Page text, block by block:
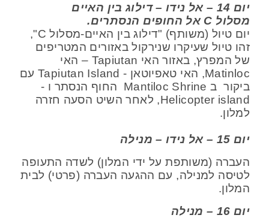
יום 14 – אל נידו – דילוג בין האיים
מסלול C אל החופים הנסתרים.
יום טיול (משותף) "דילוג בין האיים-מסלול C",
זהו טיול שעיקרו שנירקול באזורים המטריפים
של המפרץ, באזור האי Tapiutan – האי
Matinloc, האי טאפיוטאן - Tapiutan Island עם
ביקור ב Mantiloc Shrine החוף הנסתר ו -
Helicopter island, לאחר השיט הסעה חזרה
למלון.
יום 15 – אל נידו – מנילה
העברה (משותפת על ידי המלון) לשדה התעופה
לטיסה למנילה, עם ההגעה העברה (פרטי) לבית
המלון.
יום 16 – מנילה